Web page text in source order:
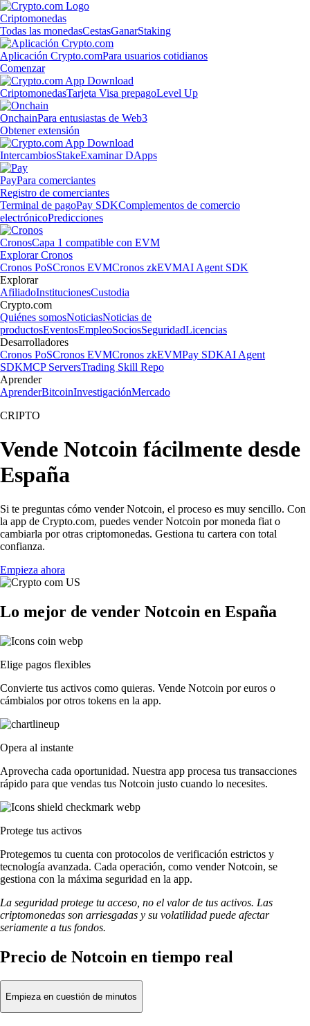
Criptomonedas
Todas las monedasCestasGanarStaking
Aplicación Crypto.comPara usuarios cotidianos
Comenzar
CriptomonedasTarjeta Visa prepagoLevel Up
OnchainPara entusiastas de Web3
Obtener extensión
IntercambiosStakeExaminar DApps
PayPara comerciantes
Registro de comerciantes
Terminal de pagoPay SDKComplementos de comercio
electrónicoPredicciones
CronosCapa 1 compatible con EVM
Explorar Cronos
Cronos PoSCronos EVMCronos zkEVMAI Agent SDK
Explorar
AfiliadoInstitucionesCustodia
Crypto.com
Quiénes somosNoticiasNoticias de
productosEventosEmpleoSociosSeguridadLicencias
Desarrolladores
Cronos PoSCronos EVMCronos zkEVMPay SDKAI Agent
SDKMCP ServersTrading Skill Repo
Aprender
AprenderBitcoinInvestigaciónMercado
CRIPTO
Vende Notcoin fácilmente desde
España
Si te preguntas cómo vender Notcoin, el proceso es muy sencillo. Con
la app de Crypto.com, puedes vender Notcoin por moneda fiat o
cambiarla por otras criptomonedas. Gestiona tu cartera con total
confianza.
Empieza ahora
Lo mejor de vender Notcoin en España
Elige pagos flexibles
Convierte tus activos como quieras. Vende Notcoin por euros o
cámbialos por otros tokens en la app.
Opera al instante
Aprovecha cada oportunidad. Nuestra app procesa tus transacciones
rápido para que vendas tus Notcoin justo cuando lo necesites.
Protege tus activos
Protegemos tu cuenta con protocolos de verificación estrictos y
tecnología avanzada. Cada operación, como vender Notcoin, se
gestiona con la máxima seguridad en la app.
La seguridad protege tu acceso, no el valor de tus activos. Las
criptomonedas son arriesgadas y su volatilidad puede afectar
seriamente a tus fondos.
Precio de Notcoin en tiempo real
Empieza en cuestión de minutos